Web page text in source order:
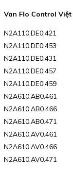
Van Flo Control Việt
N2A110.DE0.421
N2A110.DE0.453
N2A110.DE0.431
N2A110.DE0.457
N2A110.DE0.459
N2A610.AB0.461
N2A610.AB0.466
N2A610.AB0.471
N2A610.AV0.461
N2A610.AV0.466
N2A610.AV0.471